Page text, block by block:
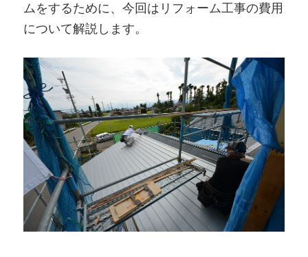
ムをするために、今回はリフォーム工事の費用
について解説します。